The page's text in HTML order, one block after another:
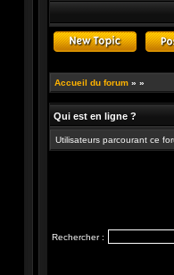
Accueil du forum » »
Qui est en ligne ?
Utilisateurs parcourant ce
Rechercher :